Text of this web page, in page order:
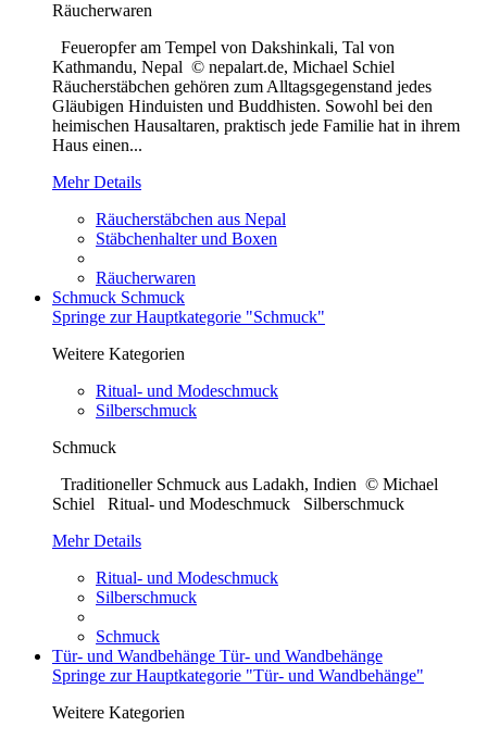
Räucherwaren
Feueropfer am Tempel von Dakshinkali, Tal von
Kathmandu, Nepal © nepalart.de, Michael Schiel
Räucherstäbchen gehören zum Alltagsgegenstand jedes
Gläubigen Hinduisten und Buddhisten. Sowohl bei den
heimischen Hausaltaren, praktisch jede Familie hat in ihrem
Haus einen...
Mehr Details
Räucherstäbchen aus Nepal
Stäbchenhalter und Boxen
Räucherwaren
Schmuck Schmuck
Springe zur Hauptkategorie "Schmuck"
Weitere Kategorien
Ritual- und Modeschmuck
Silberschmuck
Schmuck
Traditioneller Schmuck aus Ladakh, Indien © Michael
Schiel Ritual- und Modeschmuck Silberschmuck
Mehr Details
Ritual- und Modeschmuck
Silberschmuck
Schmuck
Tür- und Wandbehänge Tür- und Wandbehänge
Springe zur Hauptkategorie "Tür- und Wandbehänge"
Weitere Kategorien